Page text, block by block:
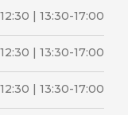
| 13:30-17:00
| 13:30-17:00
| 13:30-17:00